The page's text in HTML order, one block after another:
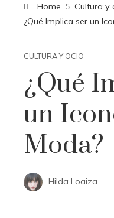
Home
Cultura y
¿Qué Implica ser un
CULTURA Y OCIO
¿Qué
un
Moda?
Hilda Loaiza